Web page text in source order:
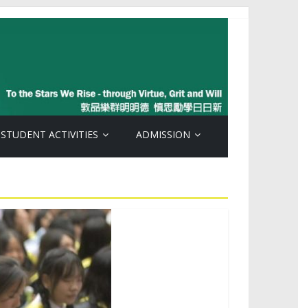
STUDENT ACTIVITIES ADMISSION